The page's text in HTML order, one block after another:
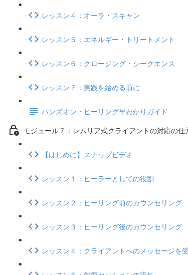
レッスン４：オーラ・スキャン
レッスン５：エネルギー・トリートメント
レッスン６：クロージング・シークエンス
レッスン７：実践を始める前に
ハンズオン・ヒーリング早わかりガイド
モジュール７：レムリア式クライアントの対応の仕
【はじめに】スナップビデオ
レッスン１：ヒーラーとしての役割
レッスン２：ヒーリング前のカウンセリング
レッスン３：ヒーリング後のカウンセリング
レッスン４：クライアントへのメッセージを